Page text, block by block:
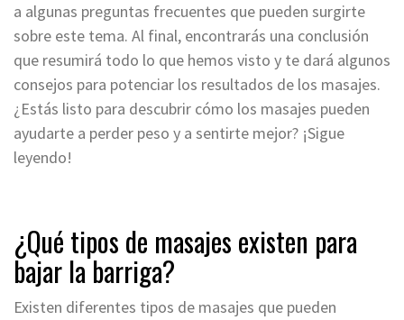
a algunas preguntas frecuentes que pueden surgirte
sobre este tema. Al final, encontrarás una conclusión
que resumirá todo lo que hemos visto y te dará algunos
consejos para potenciar los resultados de los masajes.
¿Estás listo para descubrir cómo los masajes pueden
ayudarte a perder peso y a sentirte mejor? ¡Sigue
leyendo!
¿Qué tipos de masajes existen para
bajar la barriga?
Existen diferentes tipos de masajes que pueden